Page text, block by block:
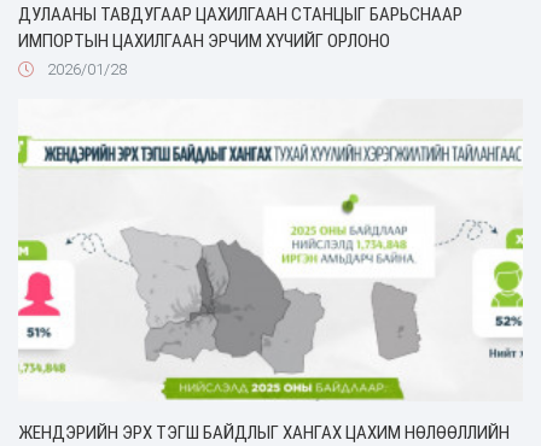
ДУЛААНЫ ТАВДУГААР ЦАХИЛГААН СТАНЦЫГ БАРЬСНААР
ИМПОРТЫН ЦАХИЛГААН ЭРЧИМ ХҮЧИЙГ ОРЛОНО
2026/01/28
ЖЕНДЭРИЙН ЭРХ ТЭГШ БАЙДЛЫГ ХАНГАХ ЦАХИМ НӨЛӨӨЛЛИЙН